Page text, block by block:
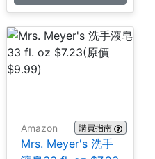
Amazon 購買指南
Mrs. Meyer's 洗手